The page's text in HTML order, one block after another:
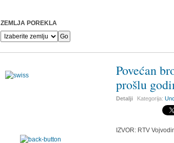
ZEMLJA POREKLA
Povećan
prošlu
Detalji Kategorija:
IZVOR: RTV